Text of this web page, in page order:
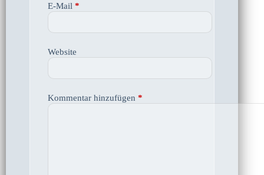
E-Mail *
Website
Kommentar hinzufügen *